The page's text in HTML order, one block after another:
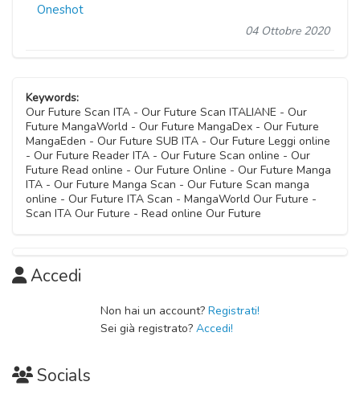
Oneshot
04 Ottobre 2020
Keywords:
Our Future Scan ITA - Our Future Scan ITALIANE - Our
Future MangaWorld - Our Future MangaDex - Our Future
MangaEden - Our Future SUB ITA - Our Future Leggi online
- Our Future Reader ITA - Our Future Scan online - Our
Future Read online - Our Future Online - Our Future Manga
ITA - Our Future Manga Scan - Our Future Scan manga
online - Our Future ITA Scan - MangaWorld Our Future -
Scan ITA Our Future - Read online Our Future
Accedi
Non hai un account? Registrati!
Sei già registrato? Accedi!
Socials